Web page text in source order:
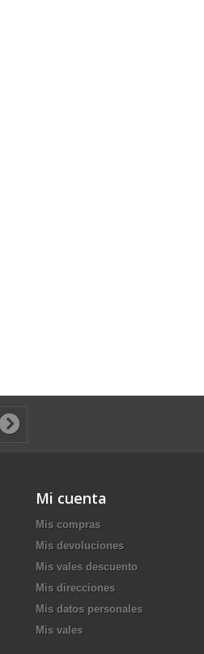
Mi cuenta
Mis compras
Mis devoluciones
Mis vales descuento
Mis direcciones
Mis datos personales
Mis vales